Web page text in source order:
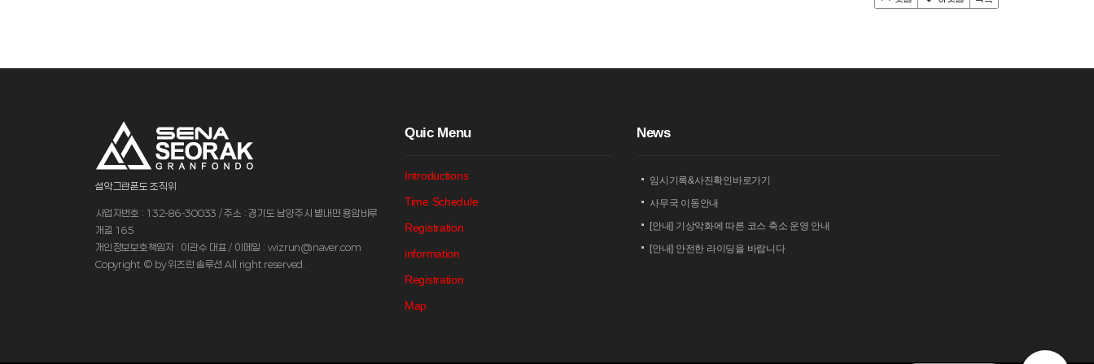
설악그란폰도 조직위
사업자번호 : 132-86-30033 / 주소 : 경기도 남양주시 별내면 용암비루
개길 165
개인정보보호책임자 : 이관수 대표 / 이메일 : wizrun@naver.com
Copyright © by 위즈런 솔루션 All right reserved.
Quic Menu
Introductions
Time Schedule
Registration
information
Registration
Map
News
임시기록&사진확인바로가기
사무국 이동안내
[안내] 기상악화에 따른 코스 축소 운영 안내
[안내] 안전한 라이딩을 바랍니다